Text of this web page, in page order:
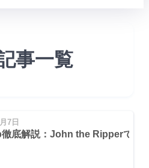
事一覧
7日
底解説：John the Ripperで